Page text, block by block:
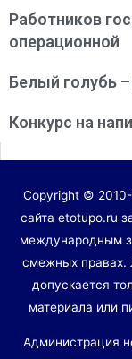
Работников
операционной
Белый голубь
Конкурс на
Copyright ©
сайта etotupo.ru
международным
смежных правах.
допускается
материала или
Администрация